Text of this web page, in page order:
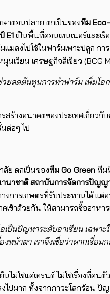
าตอนปลาย ตกเป็นของทีม Eco
E1 เป็นพื้นที่คอนเทนเนอร์และเรื
แมลงไปใช้ในฟาร์มเพาะปลูก กา
นเวียน เศรษฐกิจสีเขียว (BCG
วยลดต้นทุนการทำฟาร์ม เพิ่มโอ
สร้างอนาคตของประเทศเกี่ยวกั
นต่อๆ ไป
ลัย ตกเป็นของทีม Go Green ทีม
นาชาติ สถาบันการจัดการปัญ
งการเกษตรที่รับประทานได้ แต่
คเข้าด้วยกัน ให้สามารถซื้ออาหา
อเป็นปัญหาระดับอาเซียน เฉพาะใ
หน้าตา เราจึงเชื่อว่าหากเชื่อม
นไม่ใช่แค่เทรนด์ ไม่ใช่เรื่องที่คน
งไปมาก ทั้งจากภาวะโลกร้อน